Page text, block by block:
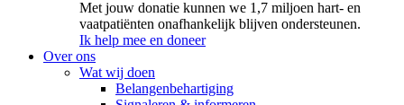
Met jouw donatie kunnen we 1,7 miljoen hart- en
vaatpatiënten onafhankelijk blijven ondersteunen.
Ik help mee en doneer
Over ons
Wat wij doen
Belangenbehartiging